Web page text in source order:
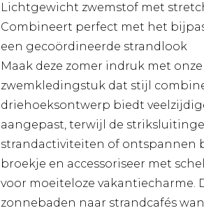
Lichtgewicht zwemstof met
Combineert perfect met het
een gecoördineerde strandlook
Maak deze zomer indruk met
zwemkledingstuk dat stijl
driehoeksontwerp biedt
aangepast, terwijl de
strandactiviteiten of ontspannen
broekje en accessoriseer met
voor moeiteloze vakantiecharme.
zonnebaden naar strandcafés